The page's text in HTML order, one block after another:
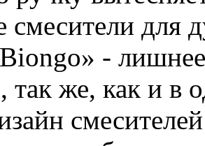
для
-
же, как и в